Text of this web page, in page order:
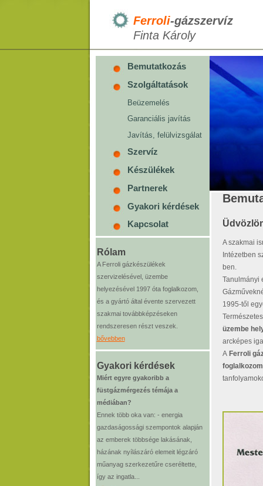
Ferroli-gázszervíz
Finta Károly
Bemutatkozás
Szolgáltatások
Beüzemelés
Garanciális javítás
Javítás, felülvizsgálat
Szervíz
Készülékek
Partnerek
Gyakori kérdések
Kapcsolat
Rólam
A Ferroli gázkészülékek
szervizelésével, üzembe
helyezésével 1997 óta foglalkozom,
és a gyártó által évente szervezett
szakmai továbbképzéseken
rendszeresen részt veszek.
bővebben
Gyakori kérdések
Miért egyre gyakoribb a
füstgázmérgezés témája a
médiában?
Ennek több oka van: - energia
gazdaságossági szempontok alapján
az emberek többsége lakásának,
házának nyílászáró elemeit légzáró
műanyag szerkezetűre cseréltette,
így az ingatla...
A szakmai
Intézetben
ben.
Tanulmányi
1995-től
üzembe
arcképes
A Ferroli
foglalkozom